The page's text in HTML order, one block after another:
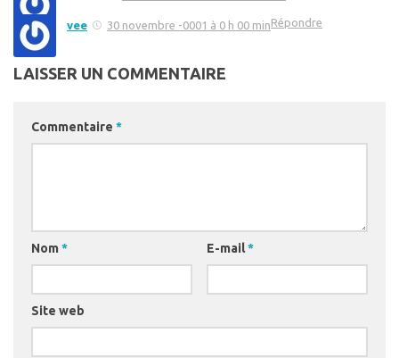
vee 30 novembre -0001 à 0 h 00 minRépondre
LAISSER UN COMMENTAIRE
Commentaire *
Nom * E-mail*
Site web